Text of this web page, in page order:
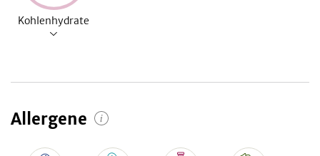
Kohlenhydrate
Allergene